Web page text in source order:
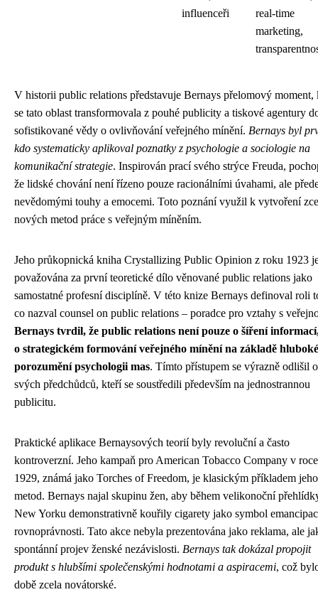
influenceři
real-time
marketing,
V historii public relations představuje Bernays přelomový moment,
se tato oblast transformovala z pouhé publicity a tiskové agentury
sofistikované vědy o ovlivňování veřejného mínění. Bernays byl
kdo systematicky aplikoval poznatky z psychologie a sociologie na
komunikační strategie. Inspirován prací svého strýce Freuda,
že lidské chování není řízeno pouze racionálními úvahami, ale
nevědomými touhy a emocemi. Toto poznání využil k vytvoření
nových metod práce s veřejným míněním.
Jeho průkopnická kniha Crystallizing Public Opinion z roku 1923
považována za první teoretické dílo věnované public relations jako
samostatné profesní disciplíně. V této knize Bernays definoval roli
co nazval counsel on public relations – poradce pro vztahy s
Bernays tvrdil, že public relations není pouze o šíření
o strategickém formování veřejného mínění na základě
porozumění psychologii mas. Tímto přístupem se výrazně odlišil
svých předchůdců, kteří se soustředili především na jednostrannou
publicitu.
Praktické aplikace Bernaysových teorií byly revoluční a často
kontroverzní. Jeho kampaň pro American Tobacco Company v roce
1929, známá jako Torches of Freedom, je klasickým příkladem jeho
metod. Bernays najal skupinu žen, aby během velikonoční
New Yorku demonstrativně kouřily cigarety jako symbol
rovnoprávnosti. Tato akce nebyla prezentována jako reklama, ale
spontánní projev ženské nezávislosti. Bernays tak dokázal propojit
produkt s hlubšími společenskými hodnotami a aspiracemi, což
době zcela novátorské.